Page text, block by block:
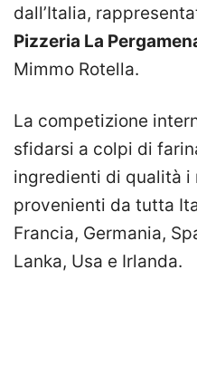
dall’Italia,
Pizzeria La
Mimmo Rotella.
La competizione
sfidarsi a colpi di
ingredienti di qualità i
provenienti da tutta
Francia, Germania,
Lanka, Usa e Irlanda.